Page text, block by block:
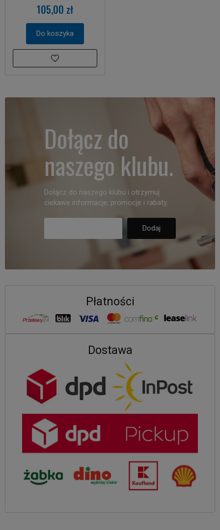
105,00 zł
Do koszyka
Dołącz do
naszego klubu.
Dołącz do naszego klubu i otrzymuj
ciekawe informacje, promocje i rabaty.
Płatności
Dostawa